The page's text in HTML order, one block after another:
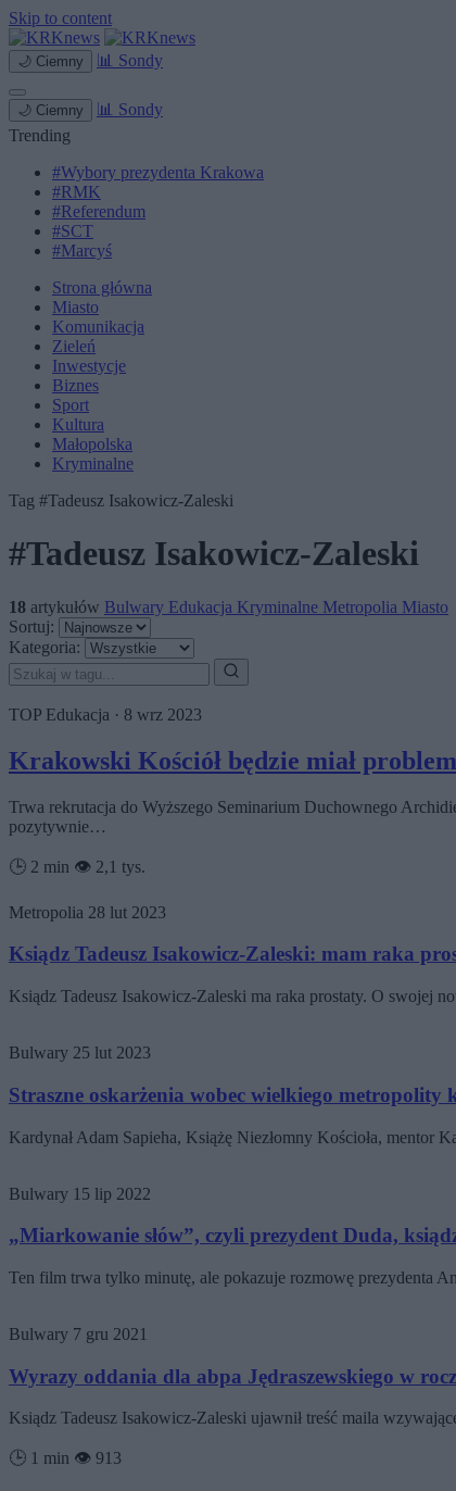
Skip to content
🌙 Ciemny 📊 Sondy
🌙 Ciemny 📊 Sondy
Trending
#Wybory prezydenta Krakowa
#RMK
#Referendum
#SCT
#Marcyś
Strona główna
Miasto
Komunikacja
Zieleń
Inwestycje
Biznes
Sport
Kultura
Małopolska
Kryminalne
Tag #Tadeusz Isakowicz-Zaleski
#Tadeusz Isakowicz-Zaleski
18 artykułów Bulwary Edukacja Kryminalne Metropolia Miasto
Sortuj:
Kategoria:
TOP Edukacja · 8 wrz 2023
Krakowski Kościół będzie miał
Trwa rekrutacja do Wyższego Seminarium Duchownego
pozytywnie…
🕒 2 min 👁️ 2,1 tys.
Metropolia 28 lut 2023
Ksiądz Tadeusz Isakowicz-Zaleski: mam raka
Ksiądz Tadeusz Isakowicz-Zaleski ma raka prostaty. O swojej
Bulwary 25 lut 2023
Straszne oskarżenia wobec wielkiego metropolity
Kardynał Adam Sapieha, Książę Niezłomny Kościoła, mentor
Bulwary 15 lip 2022
„Miarkowanie słów”, czyli prezydent Duda,
Ten film trwa tylko minutę, ale pokazuje rozmowę prezydenta
Bulwary 7 gru 2021
Wyrazy oddania dla abpa Jędraszewskiego w
Ksiądz Tadeusz Isakowicz-Zaleski ujawnił treść maila
🕒 1 min 👁️ 913